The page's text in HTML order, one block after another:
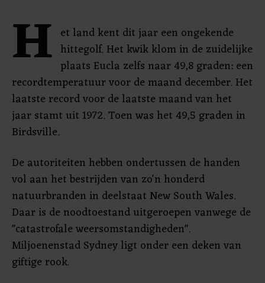
H et land kent dit jaar een ongekende
hittegolf. Het kwik klom in de zuidelijke
plaats Eucla zelfs naar 49,8 graden: een
recordtemperatuur voor de maand december. Het
laatste record voor de laatste maand van het
jaar stamt uit 1972. Toen was het 49,5 graden in
Birdsville.
De autoriteiten hebben ondertussen de handen
vol aan het bestrijden van zo'n honderd
natuurbranden in deelstaat New South Wales.
Daar is de noodtoestand uitgeroepen vanwege de
"catastrofale weersomstandigheden".
Miljoenenstad Sydney ligt onder een deken van
giftige rook.